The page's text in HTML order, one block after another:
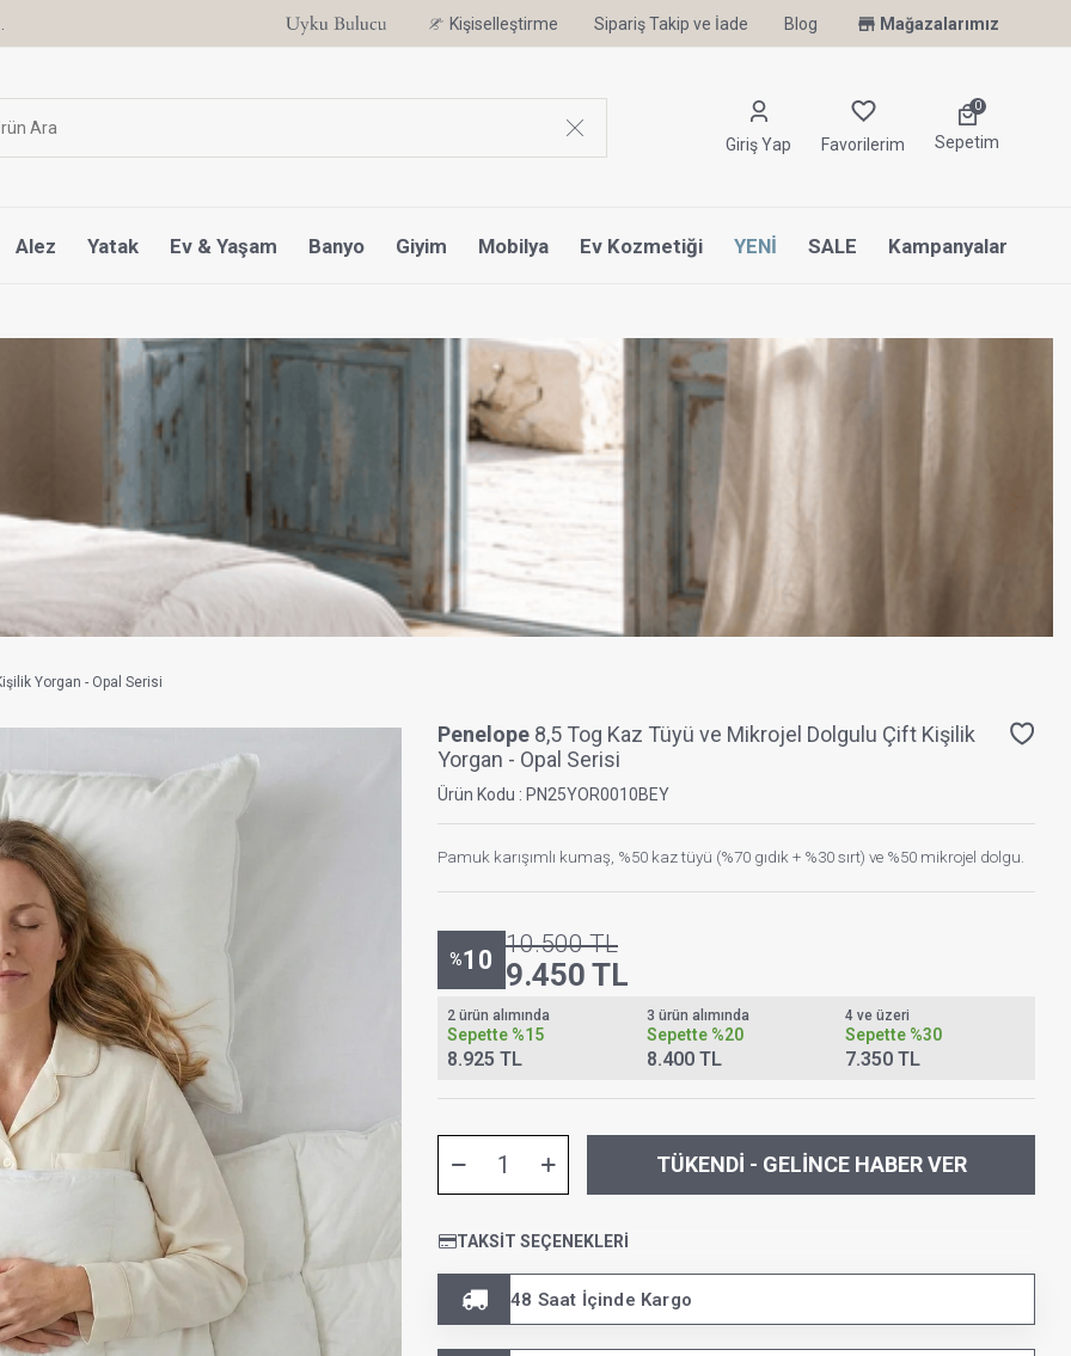
6 Ay'a Varan Taksit Ayrıcalığı Uyku Uzmanı Othello Şimdi Penelope'de
Kişiselleştirme Sipariş Takip ve İade Blog Mağazalarımız
Giriş Yap Favorilerim
0
Sepetim
Alez Yatak Ev & Yaşam Banyo Giyim Mobilya Ev Kozmetiği YENİ SALE Kampanyalar
Yorgan - Opal Serisi
Penelope 8,5 Tog Kaz Tüyü ve Mikrojel Dolgulu Çift Kişilik
Yorgan - Opal Serisi
Ürün Kodu : PN25YOR0010BEY
Pamuk karışımlı kumaş, %50 kaz tüyü (%70 gıdık + %30 sırt) ve %50 mikrojel dolgu.
%10
10.500TL
9.450 TL
2 ürün alımında
Sepette %15
8.925 TL
3 ürün alımında
Sepette %20
8.400 TL
4 ve üzeri
Sepette %30
7.350 TL
TÜKENDI - GELINCE HABER VER
TAKSIT SEÇENEKLERI
48 Saat İçinde Kargo